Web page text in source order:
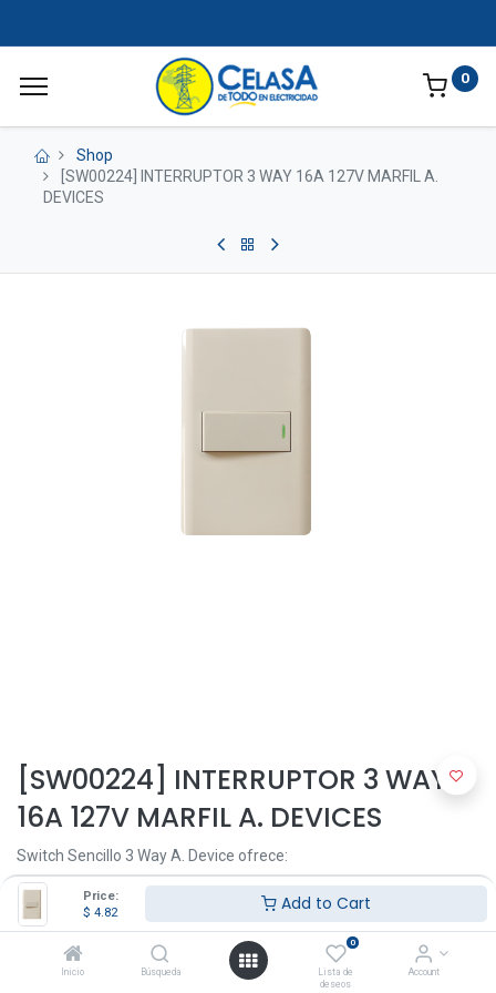
Price:
$ 4.82 Add to Cart
Inicio Búsqueda
0
Lista de
deseos
Account
0
Shop
[SW00224] INTERRUPTOR 3 WAY 16A 127V MARFIL A.
DEVICES
[SW00224] INTERRUPTOR 3 WAY
16A 127V MARFIL A. DEVICES
Switch Sencillo 3 Way A. Device ofrece:
Color Marfil
16A 127V